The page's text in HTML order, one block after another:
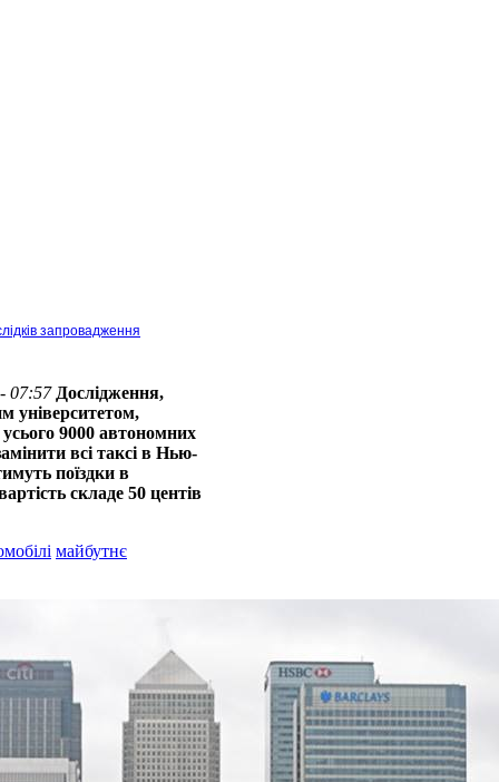
запровадження
07:57Дослідження,
університетом,
9000 автономних
всі таксі в Нью-
поїздки в
складе 50 центів
майбутнє